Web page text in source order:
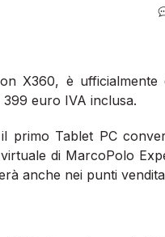
X360, è ufficialmente
euro IVA inclusa.
primo Tablet PC
di MarcoPolo
anche nei punti